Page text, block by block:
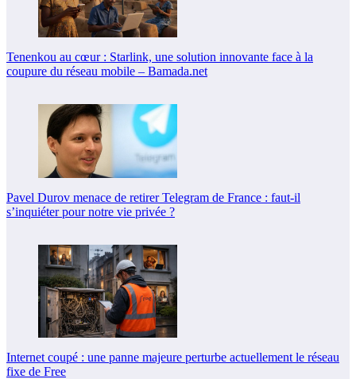
Tenenkou au cœur : Starlink, une solution innovante face à la
coupure du réseau mobile – Bamada.net
Pavel Durov menace de retirer Telegram de France : faut-il
s’inquiéter pour notre vie privée ?
Internet coupé : une panne majeure perturbe actuellement le réseau
fixe de Free